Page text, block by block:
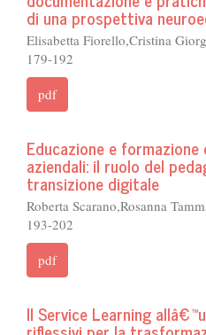
di una prospettiva
Elisabetta Fiorello,Cristina
179-192
pdf
Educazione e
aziendali: il ruolo del
transizione digitale
Roberta Scarano,Rosanna
193-202
pdf
Il Service Learning